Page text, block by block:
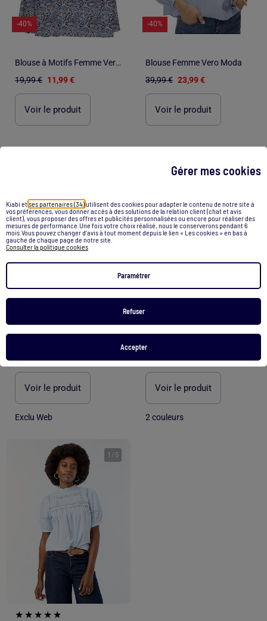
Gérer mes cookies
Kiabi etses partenaires (34)utilisent des cookies pour adapter le contenu de notre site à
vos préférences, vous donner accès à des solutions de la relation client (chat et avis
client), vous proposer des offres et publicités personnalisées ou encore pour réaliser des
mesures de performance.Une fois votre choix réalisé, nous le conserverons pendant 6
mois.Vous pouvez changer d’avis à tout moment depuis le lien « Les cookies » en bas à
gauche de chaque page de notre site.
Consulter la politique cookies
Paramétrer
Refuser
Accepter
-40%
Blouse à Motifs Femme Vero Moda
19,99 € 11,99 €
Voir le produit
-40%
Blouse Femme Vero Moda
39,99 € 23,99 €
Voir le produit
18,00 €
Voir le produit
Exclu Web
1 /2
44,99 € 23,99 €
Voir le produit
2 couleurs
1 / 5